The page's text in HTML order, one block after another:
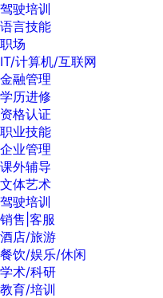
驾驶培训
语言技能
职场
IT/计算机/互联网
金融管理
学历进修
资格认证
职业技能
企业管理
课外辅导
文体艺术
驾驶培训
销售|客服
酒店/旅游
餐饮/娱乐/休闲
学术/科研
教育/培训